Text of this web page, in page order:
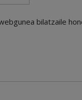
bilatzaile